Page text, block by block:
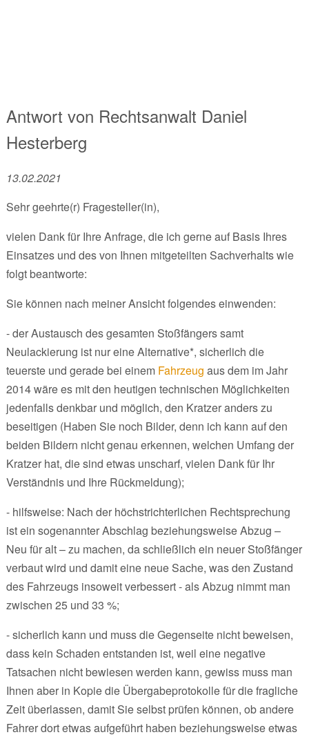
Antwort von Rechtsanwalt Daniel
Hesterberg
13.02.2021
Sehr geehrte(r) Fragesteller(in),
vielen Dank für Ihre Anfrage, die ich gerne auf Basis Ihres
Einsatzes und des von Ihnen mitgeteilten Sachverhalts wie
folgt beantworte:
Sie können nach meiner Ansicht folgendes einwenden:
- der Austausch des gesamten Stoßfängers samt
Neulackierung ist nur eine Alternative*, sicherlich die
teuerste und gerade bei einem Fahrzeug aus dem im Jahr
2014 wäre es mit den heutigen technischen Möglichkeiten
jedenfalls denkbar und möglich, den Kratzer anders zu
beseitigen (Haben Sie noch Bilder, denn ich kann auf den
beiden Bildern nicht genau erkennen, welchen Umfang der
Kratzer hat, die sind etwas unscharf, vielen Dank für Ihr
Verständnis und Ihre Rückmeldung);
- hilfsweise: Nach der höchstrichterlichen Rechtsprechung
ist ein sogenannter Abschlag beziehungsweise Abzug –
Neu für alt – zu machen, da schließlich ein neuer Stoßfänger
verbaut wird und damit eine neue Sache, was den Zustand
des Fahrzeugs insoweit verbessert - als Abzug nimmt man
zwischen 25 und 33 %;
- sicherlich kann und muss die Gegenseite nicht beweisen,
dass kein Schaden entstanden ist, weil eine negative
Tatsachen nicht bewiesen werden kann, gewiss muss man
Ihnen aber in Kopie die Übergabeprotokolle für die fragliche
Zeit überlassen, damit Sie selbst prüfen können, ob andere
Fahrer dort etwas aufgeführt haben beziehungsweise etwas